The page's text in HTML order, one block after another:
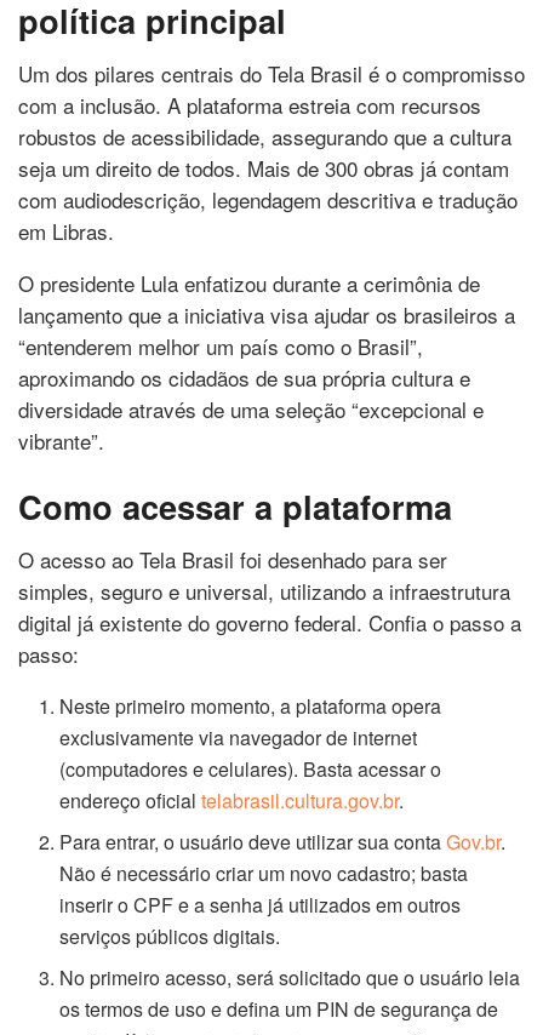
política principal
Um dos pilares centrais do Tela Brasil é o compromisso
com a inclusão. A plataforma estreia com recursos
robustos de acessibilidade, assegurando que a cultura
seja um direito de todos. Mais de 300 obras já contam
com audiodescrição, legendagem descritiva e tradução
em Libras.
O presidente Lula enfatizou durante a cerimônia de
lançamento que a iniciativa visa ajudar os brasileiros a
“entenderem melhor um país como o Brasil”,
aproximando os cidadãos de sua própria cultura e
diversidade através de uma seleção “excepcional e
vibrante”.
Como acessar a plataforma
O acesso ao Tela Brasil foi desenhado para ser
simples, seguro e universal, utilizando a infraestrutura
digital já existente do governo federal. Confia o passo a
passo:
Neste primeiro momento, a plataforma opera
exclusivamente via navegador de internet
(computadores e celulares). Basta acessar o
endereço oficialtelabrasil.cultura.gov.br.
Para entrar, o usuário deve utilizar sua contaGov.br.
Não é necessário criar um novo cadastro; basta
inserir o CPF e a senha já utilizados em outros
serviços públicos digitais.
No primeiro acesso, será solicitado que o usuário leia
os termos de uso e defina um PIN de segurança de